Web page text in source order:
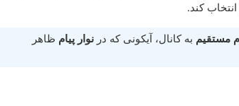
کند.
مستقیم به کانال، آیکونی که در نوار پیام ظاهر